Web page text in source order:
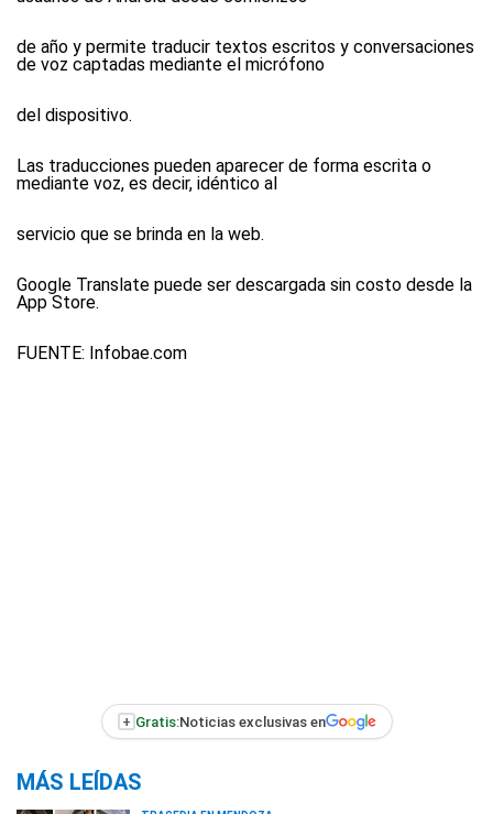
de año y permite traducir textos escritos y conversaciones
de voz captadas mediante el micrófono
del dispositivo.
Las traducciones pueden aparecer de forma escrita o
mediante voz, es decir, idéntico al
servicio que se brinda en la web.
Google Translate puede ser descargada sin costo desde la
App Store.
FUENTE: Infobae.com
+ Gratis:Noticias exclusivas en
MÁS LEÍDAS